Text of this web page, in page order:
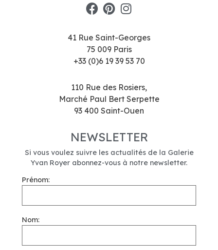
41 Rue Saint-Georges
75 009 Paris
+33 (0)6 19 39 53 70
110 Rue des Rosiers,
Marché Paul Bert Serpette
93 400 Saint-Ouen
NEWSLETTER
Si vous voulez suivre les actualités de la Galerie
Yvan Royer abonnez-vous à notre newsletter.
Prénom:
Nom: